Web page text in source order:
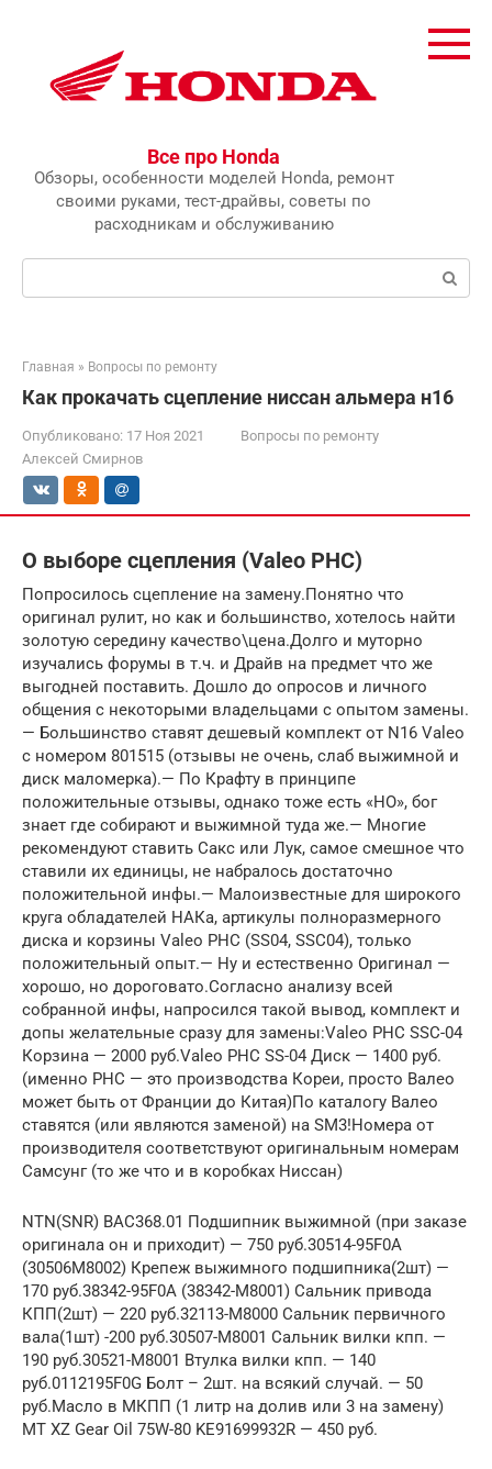
Все про Honda
Обзоры, особенности моделей Honda, ремонт
своими руками, тест-драйвы, советы по
расходникам и обслуживанию
Главная » Вопросы по ремонту
Как прокачать сцепление ниссан альмера н16
Опубликовано: 17 Ноя 2021
Вопросы по ремонту
Алексей Смирнов
О выборе сцепления (Valeo PHC)
Попросилось сцепление на замену.Понятно что
оригинал рулит, но как и большинство, хотелось найти
золотую середину качество\цена.Долго и муторно
изучались форумы в т.ч. и Драйв на предмет что же
выгодней поставить. Дошло до опросов и личного
общения с некоторыми владельцами с опытом замены.
— Большинство ставят дешевый комплект от N16 Valeo
с номером 801515 (отзывы не очень, слаб выжимной и
диск маломерка).— По Крафту в принципе
положительные отзывы, однако тоже есть «НО», бог
знает где собирают и выжимной туда же.— Многие
рекомендуют ставить Сакс или Лук, самое смешное что
ставили их единицы, не набралось достаточно
положительной инфы.— Малоизвестные для широкого
круга обладателей НАКа, артикулы полноразмерного
диска и корзины Valeo PHC (SS04, SSC04), только
положительный опыт.— Ну и естественно Оригинал —
хорошо, но дороговато.Согласно анализу всей
собранной инфы, напросился такой вывод, комплект и
допы желательные сразу для замены:Valeo PHC SSC-04
Корзина — 2000 руб.Valeo РНС SS-04 Диск — 1400 руб.
(именно PHC — это производства Кореи, просто Валео
может быть от Франции до Китая)По каталогу Валео
ставятся (или являются заменой) на SM3!Номера от
производителя соответствуют оригинальным номерам
Самсунг (то же что и в коробках Ниссан)
NTN(SNR) BAC368.01 Подшипник выжимной (при заказе
оригинала он и приходит) — 750 руб.30514-95F0A
(30506M8002) Крепеж выжимного подшипника(2шт) —
170 руб.38342-95F0A (38342-M8001) Сальник привода
КПП(2шт) — 220 руб.32113-M8000 Сальник первичного
вала(1шт) -200 руб.30507-M8001 Сальник вилки кпп. —
190 руб.30521-M8001 Втулка вилки кпп. — 140
руб.0112195F0G Болт – 2шт. на всякий случай. — 50
руб.Масло в МКПП (1 литр на долив или 3 на замену)
MT XZ Gear Oil 75W-80 KE91699932R — 450 руб.